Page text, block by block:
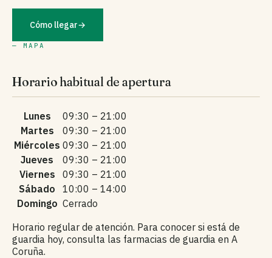
Cómo llegar→
— MAPA
Horario habitual de apertura
Lunes
09:30 – 21:00
Martes
09:30 – 21:00
Miércoles 09:30 – 21:00
Jueves
09:30 – 21:00
Viernes
09:30 – 21:00
Sábado
10:00 – 14:00
Domingo Cerrado
Horario regular de atención. Para conocer si está de
guardia hoy, consulta las farmacias de guardia en A
Coruña.